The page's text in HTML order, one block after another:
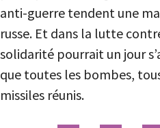
anti-guerre tendent une
russe. Et dans la lutte
solidarité pourrait un jour
que toutes les bombes,
missiles réunis.